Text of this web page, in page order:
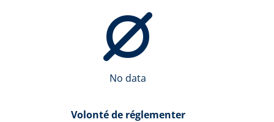
No data
Volonté de réglementer